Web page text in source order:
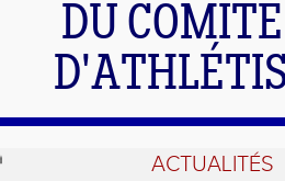
DU
ACTUALITÉS